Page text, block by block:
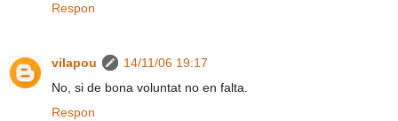
Respon
vilapou
14/11/06 19:17
No, si de bona voluntat no en falta.
Respon